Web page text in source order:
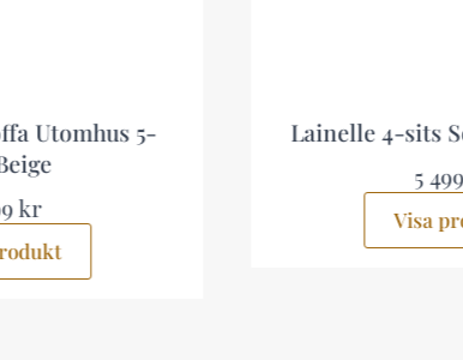
Lainelle 4-sits Soffgrupp Beige